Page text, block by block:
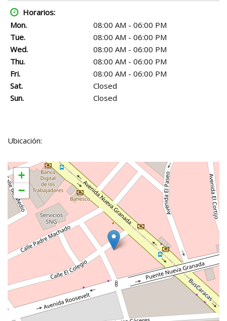
Horarios:
Mon.
08:00 AM - 06:00 PM
Tue.
08:00 AM - 06:00 PM
Wed.
08:00 AM - 06:00 PM
Thu.
08:00 AM - 06:00 PM
Fri.
08:00 AM - 06:00 PM
Sat.
Closed
Sun.
Closed
Ubicación:
+
−